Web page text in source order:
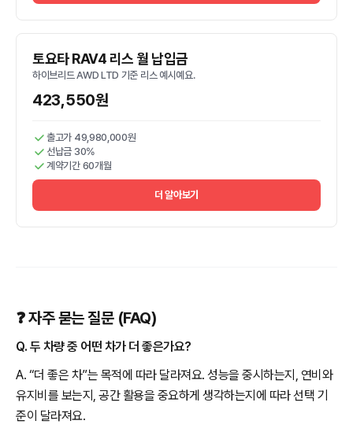
토요타 RAV4 리스 월 납입금
하이브리드 AWD LTD 기준 리스 예시예요.
423,550원
출고가 49,980,000원
선납금 30%
계약기간 60개월
더 알아보기
❓ 자주 묻는 질문 (FAQ)
Q. 두 차량 중 어떤 차가 더 좋은가요?
A. “더 좋은 차”는 목적에 따라 달라져요. 성능을 중시하는지, 연비와
유지비를 보는지, 공간 활용을 중요하게 생각하는지에 따라 선택 기
준이 달라져요.